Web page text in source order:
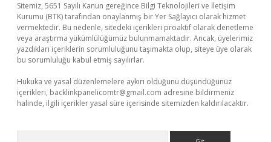
Sitemiz, 5651 Sayılı Kanun gereğince Bilgi Teknolojileri ve İletişim
Kurumu (BTK) tarafından onaylanmış bir Yer Sağlayıcı olarak hizmet
vermektedir. Bu nedenle, sitedeki içerikleri proaktif olarak denetleme
veya araştırma yükümlülüğümüz bulunmamaktadır. Ancak, üyelerimiz
yazdıkları içeriklerin sorumluluğunu taşımakta olup, siteye üye olarak
bu sorumluluğu kabul etmiş sayılırlar.
Hukuka ve yasal düzenlemelere aykırı olduğunu düşündüğünüz
içerikleri, backlinkpanelicomtr@gmail.com adresine bildirmeniz
halinde, ilgili içerikler yasal süre içerisinde sitemizden kaldırılacaktır.